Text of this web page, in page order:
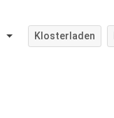
Klosterladen